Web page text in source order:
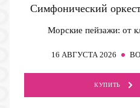
Симфонический
Морские пейзажи: от
16 АВГУСТА 2026
КУПИТЬ